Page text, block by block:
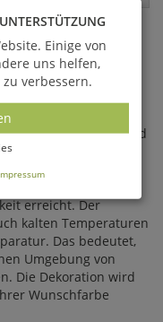
GÄRTEN,
Kunststein
Bestandteile von
wird von Hand
entstehen. Jedes
hochqualitative
eine
erreicht. Der
kalten Temperaturen
Das bedeutet,
Umgebung von
Die Dekoration wird
Wunschfarbe
Einige von
uns helfen,
verbessern.